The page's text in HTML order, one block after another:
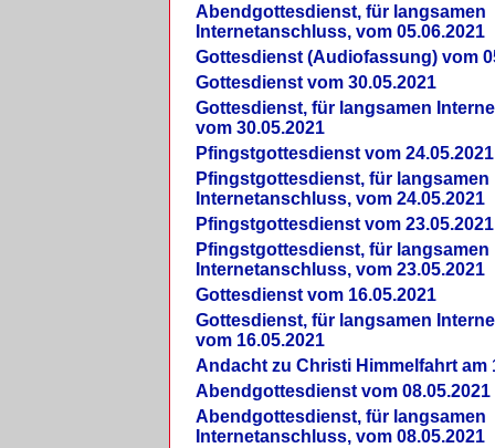
Abendgottesdienst, für langsamen
Internetanschluss, vom 05.06.2021
Gottesdienst (Audiofassung) vom
Gottesdienst vom 30.05.2021
Gottesdienst, für langsamen
vom 30.05.2021
Pfingstgottesdienst vom 24.05.2021
Pfingstgottesdienst, für langsamen
Internetanschluss, vom 24.05.2021
Pfingstgottesdienst vom 23.05.2021
Pfingstgottesdienst, für langsamen
Internetanschluss, vom 23.05.2021
Gottesdienst vom 16.05.2021
Gottesdienst, für langsamen
vom 16.05.2021
Andacht zu Christi Himmelfahrt am
Abendgottesdienst vom 08.05.2021
Abendgottesdienst, für langsamen
Internetanschluss, vom 08.05.2021